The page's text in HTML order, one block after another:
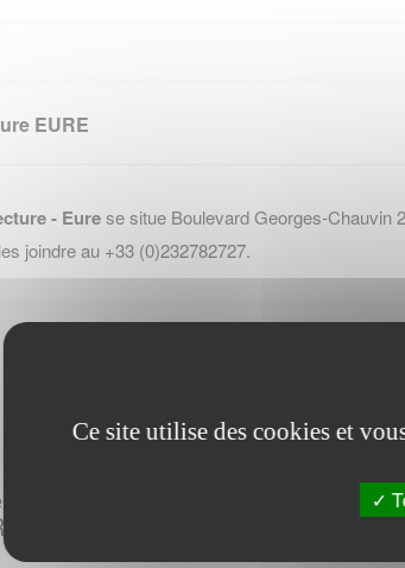
EURE
- Eurese situe Boulevard Georges-Chauvin
joindre au +33 (0)232782727.
Le
Ce site utilise des cookies et